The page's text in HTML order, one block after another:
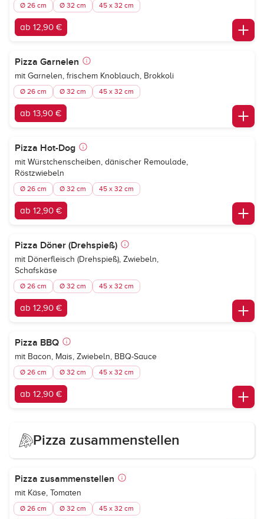
Ø 26 cm Ø 32 cm 45 x 32 cm
ab 12,90 €
Pizza Garnelen
mit Garnelen, frischem Knoblauch, Brokkoli
Ø 26 cm Ø 32 cm 45 x 32 cm
ab 13,90 €
Pizza Hot-Dog
mit Würstchenscheiben, dänischer Remoulade,
Röstzwiebeln
Ø 26 cm Ø 32 cm 45 x 32 cm
ab 12,90 €
Pizza Döner (Drehspieß)
mit Dönerfleisch (Drehspieß), Zwiebeln,
Schafskäse
Ø 26 cm Ø 32 cm 45 x 32 cm
ab 12,90 €
Pizza BBQ
mit Bacon, Mais, Zwiebeln, BBQ-Sauce
Ø 26 cm Ø 32 cm 45 x 32 cm
ab 12,90 €
Pizza zusammenstellen
Pizza zusammenstellen
mit Käse, Tomaten
Ø 26 cm Ø 32 cm 45 x 32 cm